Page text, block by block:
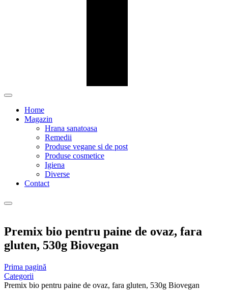
Home
Magazin
Hrana sanatoasa
Remedii
Produse vegane si de post
Produse cosmetice
Igiena
Diverse
Contact
Premix bio pentru paine de ovaz, fara
gluten, 530g Biovegan
Prima pagină
Categorii
Premix bio pentru paine de ovaz, fara gluten, 530g Biovegan